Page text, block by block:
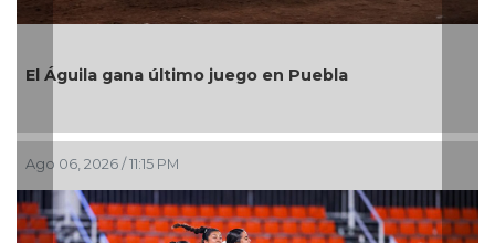
gana último juego en Puebla
2026 / 11:15 PM